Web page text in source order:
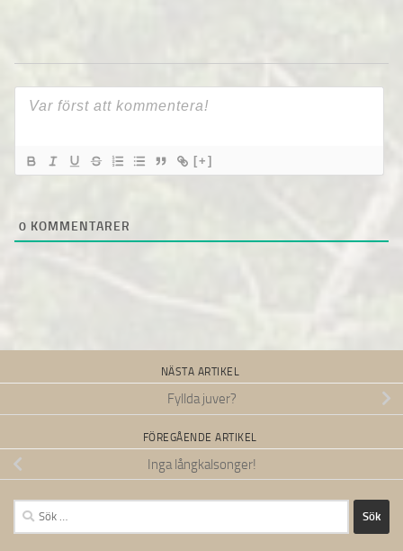
[+]
0 KOMMENTARER
NÄSTA ARTIKEL
Fyllda juver?
FÖREGÅENDE ARTIKEL
Inga långkalsonger!
Sök
efter: